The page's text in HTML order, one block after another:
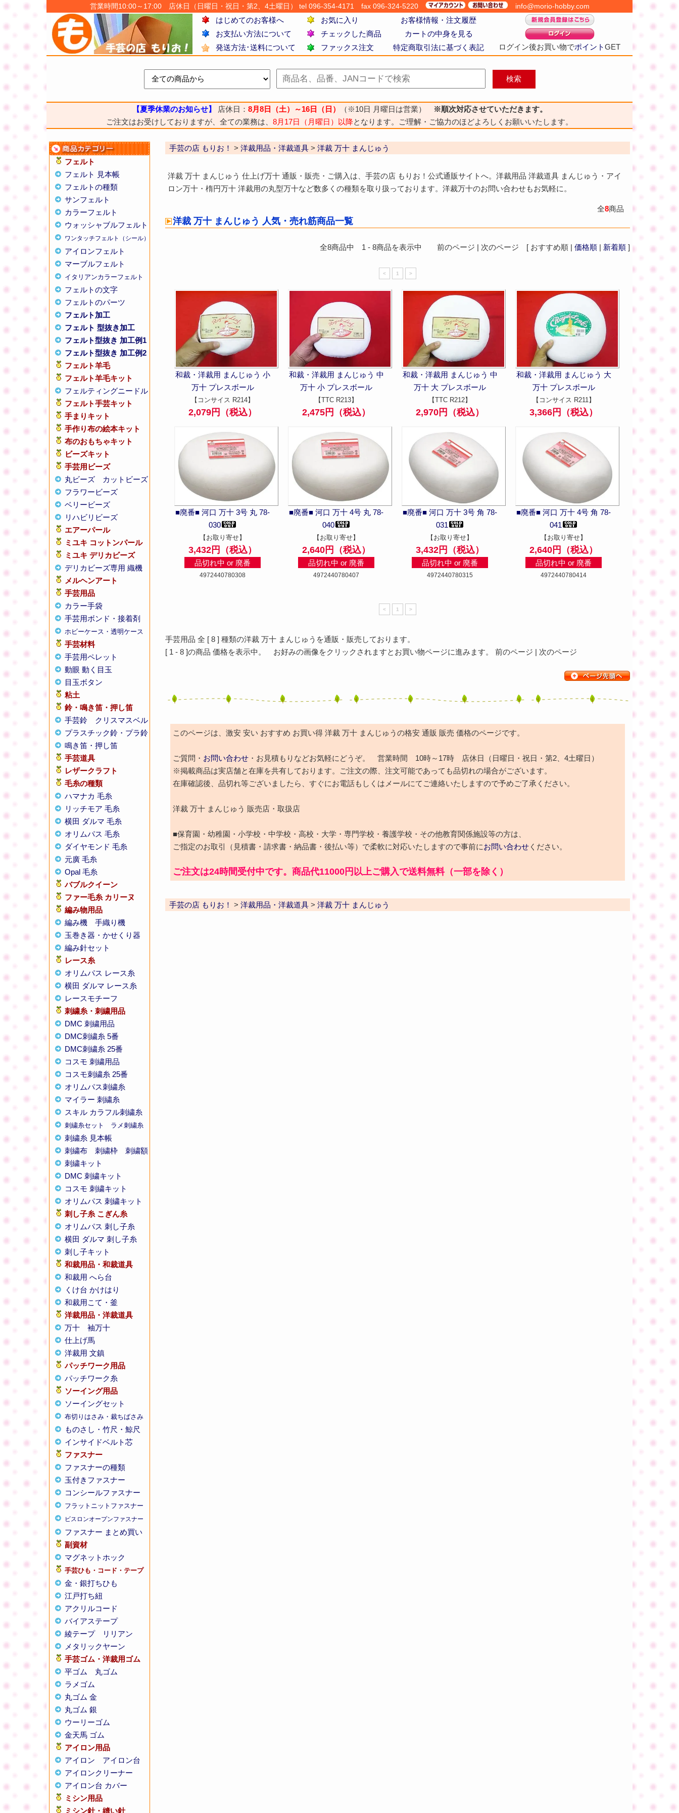
営業時間10:00～17:00 店休日（日曜日・祝日・第2、4土曜日） tel 096-354-4171 fax 096-324-5220 info@morio-hobby.com
はじめてのお客様へ お気に入り お客様情報・注文履歴
ログイン後お買い物でポイントGET
お支払い方法について チェックした商品
カートの中身を見る
発送方法･送料について
ファックス注文 特定商取引法に基づく表記
【夏季休業のお知らせ】 店休日： 8月8日（土）～16日（日） （※10日 月曜日は営業）
※順次対応させていただきます。
ご注文はお受けしておりますが、全ての業務は、 8月17日（月曜日）以降となります。ご理解・ご協力のほどよろしくお願いいたします。
フェルト
フェルト 見本帳
フェルトの種類
サンフェルト
カラーフェルト
ウォッシャブルフェルト
ワンタッチフェルト（シール）
アイロンフェルト
マーブルフェルト
イタリアンカラーフェルト
フェルトの文字
フェルトのパーツ
フェルト加工
フェルト 型抜き加工
フェルト型抜き 加工例1
フェルト型抜き 加工例2
フェルト羊毛
フェルト羊毛キット
フェルティングニードル
フェルト手芸キット
手まりキット
手作り布の絵本キット
布のおもちゃキット
ビーズキット
手芸用ビーズ
丸ビーズ
カットビーズ
フラワービーズ
ベリービーズ
リハビリビーズ
エアーパール
ミユキ コットンパール
ミユキ デリカビーズ
デリカビーズ専用 織機
メルヘンアート
手芸用品
カラー手袋
手芸用ボンド・接着剤
ホビーケース・透明ケース
手芸材料
手芸用ペレット
動眼 動く目玉
目玉ボタン
粘土
鈴・鳴き笛・押し笛
手芸鈴
クリスマスベル
プラスチック鈴・プラ鈴
鳴き笛・押し笛
手芸道具
レザークラフト
毛糸の種類
ハマナカ 毛糸
リッチモア 毛糸
横田 ダルマ 毛糸
オリムパス 毛糸
ダイヤモンド 毛糸
元廣 毛糸
Opal 毛糸
バブルクイーン
ファー毛糸 カリーヌ
編み物用品
編み機
手織り機
玉巻き器・かせくり器
編み針セット
レース糸
オリムパス レース糸
横田 ダルマ レース糸
レースモチーフ
刺繍糸・刺繍用品
DMC 刺繍用品
DMC刺繍糸 5番
DMC刺繍糸 25番
コスモ 刺繍用品
コスモ刺繍糸 25番
オリムパス刺繍糸
マイラー 刺繍糸
スキル カラフル刺繍糸
刺繍糸セット ラメ刺繍糸
刺繍糸 見本帳
刺繍布
刺繍枠
刺繍額
刺繍キット
DMC 刺繍キット
コスモ 刺繍キット
オリムパス 刺繍キット
刺し子糸 こぎん糸
オリムパス 刺し子糸
横田 ダルマ 刺し子糸
刺し子キット
和裁用品・和裁道具
和裁用 へら台
くけ台 かけはり
和裁用こて・釜
洋裁用品・洋裁道具
万十
袖万十
仕上げ馬
洋裁用 文鎮
パッチワーク用品
パッチワーク糸
ソーイング用品
ソーイングセット
布切りはさみ・裁ちばさみ
ものさし・竹尺・鯨尺
インサイドベルト芯
ファスナー
ファスナーの種類
玉付きファスナー
コンシールファスナー
フラットニットファスナー
ビスロンオープンファスナー
ファスナー まとめ買い
副資材
マグネットホック
手芸ひも・コード・テープ
金・銀打ちひも
江戸打ち紐
アクリルコード
バイアステープ
綾テープ
リリアン
メタリックヤーン
手芸ゴム・洋裁用ゴム
平ゴム
丸ゴム
ラメゴム
丸ゴム 金
丸ゴム 銀
ウーリーゴム
金天馬 ゴム
アイロン用品
アイロン
アイロン台
アイロンクリーナー
アイロン台 カバー
ミシン用品
ミシン針・縫い針
手芸の店 もりお！ > 洋裁用品・洋裁道具 > 洋裁 万十 まんじゅう
洋裁 万十 まんじゅう 仕上げ万十 通販・販売・ご購入は、手芸の店 もりお！公式通販サイトへ。洋裁用品 洋裁道具 まんじゅう・アイ
ロン万十・楕円万十 洋裁用の丸型万十など数多くの種類を取り扱っております。洋裁万十のお問い合わせもお気軽に。
全8商品
洋裁 万十 まんじゅう 人気・売れ筋商品一覧
全8商品中 1 - 8商品を表示中 前のページ | 次のページ [ おすすめ順 | 価格順 | 新着順 ]
< 1 >
和裁・洋裁用 まんじゅう 小
万十 プレスボール
【コンサイス R214】
2,079円（税込）
和裁・洋裁用 まんじゅう 中
万十 小 プレスボール
【TTC R213】
2,475円（税込）
和裁・洋裁用 まんじゅう 中
万十 大 プレスボール
【TTC R212】
2,970円（税込）
和裁・洋裁用 まんじゅう 大
万十 プレスボール
【コンサイス R211】
3,366円（税込）
■廃番■ 河口 万十 3号 丸 78-
030
【お取り寄せ】
3,432円（税込）
品切れ中 or 廃番
4972440780308
■廃番■ 河口 万十 4号 丸 78-
040
【お取り寄せ】
2,640円（税込）
品切れ中 or 廃番
4972440780407
■廃番■ 河口 万十 3号 角 78-
031
【お取り寄せ】
3,432円（税込）
品切れ中 or 廃番
4972440780315
■廃番■ 河口 万十 4号 角 78-
041
【お取り寄せ】
2,640円（税込）
品切れ中 or 廃番
4972440780414
< 1 >
手芸用品 全 [ 8 ] 種類の洋裁 万十 まんじゅうを通販・販売しております。
[ 1 - 8 ]の商品 価格を表示中。 お好みの画像をクリックされますとお買い物ページに進みます。 前のページ | 次のページ
このページは、激安 安い おすすめ お買い得 洋裁 万十 まんじゅうの格安 通販 販売 価格のページです。
ご質問・ お問い合わせ ・お見積もりなどお気軽にどうぞ。 営業時間 10時～17時 店休日（日曜日・祝日・第2、4土曜日）
※掲載商品は実店舗と在庫を共有しております。ご注文の際、注文可能であっても品切れの場合がございます。
在庫確認後、品切れ等ございましたら、すぐにお電話もしくはメールにてご連絡いたしますので予めご了承ください。
洋裁 万十 まんじゅう 販売店・取扱店
■保育園・幼稚園・小学校・中学校・高校・大学・専門学校・養護学校・その他教育関係施設等の方は、
ご指定のお取引（見積書・請求書・納品書・後払い等）で柔軟に対応いたしますので事前にお問い合わせ ください。
ご注文は24時間受付中です。商品代11000円以上ご購入で送料無料（一部を除く）
手芸の店 もりお！ > 洋裁用品・洋裁道具 > 洋裁 万十 まんじゅう